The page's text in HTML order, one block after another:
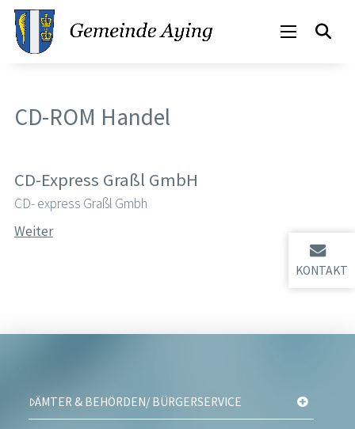
KONTAKT
CD-ROM Handel
CD-Express Graßl GmbH
CD- express Graßl Gmbh
Weiter
ÄMTER & BEHÖRDEN/ BÜRGERSERVICE